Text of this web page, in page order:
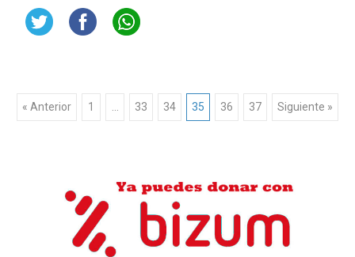
Navegación
entradas
« Anterior 1 33 34 35 36 37 Siguiente »